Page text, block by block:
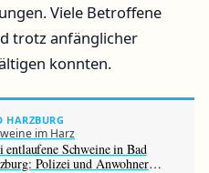
Viele Betroffene
trotz anfänglicher
konnten.
HARZBURG
im Harz
entlaufene Schweine in Bad
Polizei und Anwohner